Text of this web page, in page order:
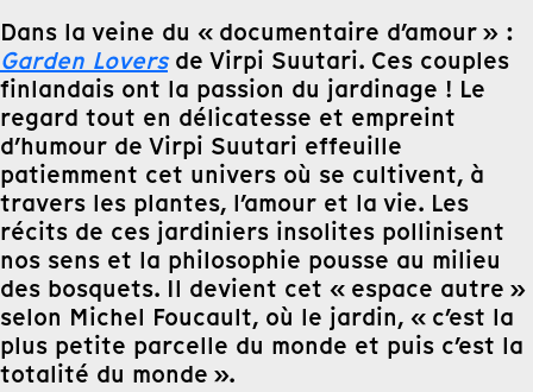
Dans la veine du « documentaire d’amour » :
Garden Loversde Virpi Suutari. Ces couples
finlandais ont la passion du jardinage ! Le
regard tout en délicatesse et empreint
d’humour de Virpi Suutari effeuille
patiemment cet univers où se cultivent, à
travers les plantes, l’amour et la vie. Les
récits de ces jardiniers insolites pollinisent
nos sens et la philosophie pousse au milieu
des bosquets. Il devient cet « espace autre »
selon Michel Foucault, où le jardin, « c’est la
plus petite parcelle du monde et puis c’est la
totalité du monde ».